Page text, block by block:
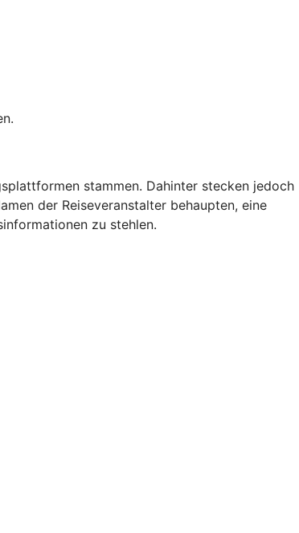
stammen. Dahinter stecken jedoch
der Reiseveranstalter behaupten, eine
zu stehlen.